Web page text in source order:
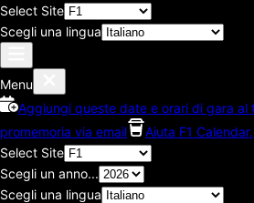
Select Site
Scegli una lingua
Menu
Aggiungi queste date e orari di gara al
promemoria via email
Aiuta F1
Select Site
Scegli un anno...
Scegli una lingua